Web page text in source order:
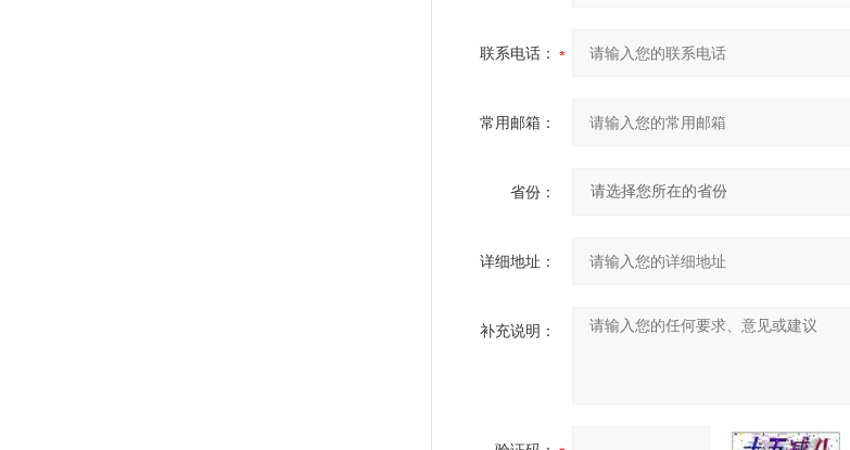
联系电话：
常用邮箱：
省份：
详细地址：
补充说明：